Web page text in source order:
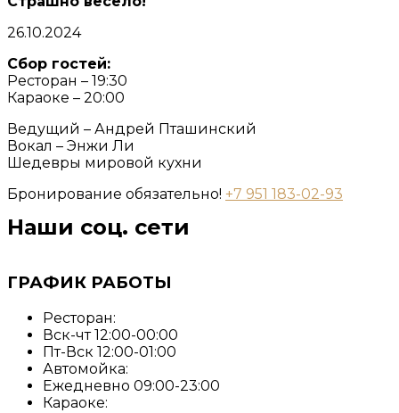
26.10.2024
Сбор гостей:
Ресторан – 19:30
Караоке – 20:00
Ведущий – Андрей Пташинский
Вокал – Энжи Ли
Шедевры мировой кухни
Бронирование обязательно! +7 951 183-02-93
Наши соц. сети
ГРАФИК РАБОТЫ
Ресторан:
Вск-чт 12:00-00:00
Пт-Вск 12:00-01:00
Автомойка:
Ежедневно 09:00-23:00
Караоке: